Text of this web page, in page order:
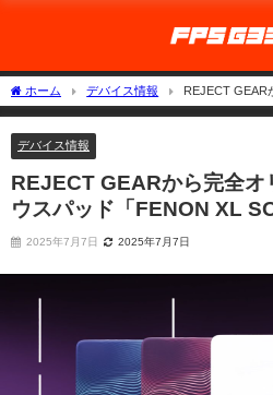
ホーム デバイス情報
REJECT GEAR
パッド「FENON XL SOFT」が2025年夏発売
デバイス情報
REJECT GEARから完全オ
ウスパッド「FENON XL
2025年7月7日 2025年7月7日